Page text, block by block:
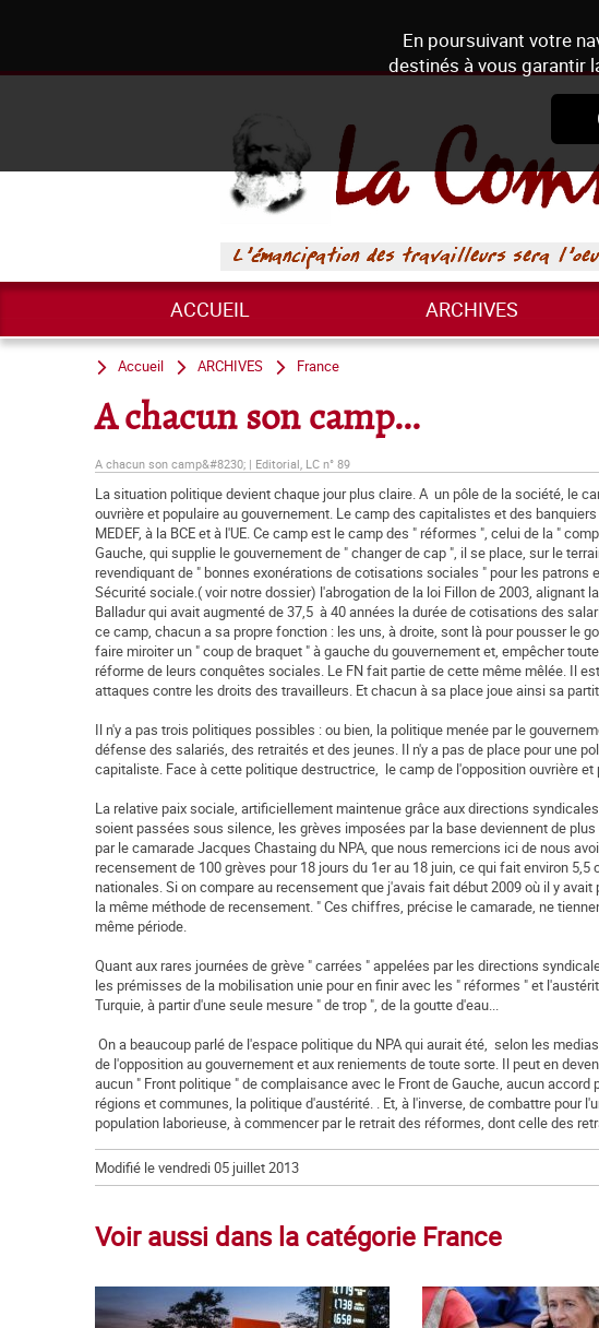
En poursuivant votre
destinés à vous garantir
ACCUEIL ARCHIVES
Accueil ARCHIVES France
A chacun son camp...
A chacun son camp&#8230; | Editorial, LC n° 89
La situation politique devient chaque jour plus claire. A un pôle de la société, le
ouvrière et populaire au gouvernement. Le camp des capitalistes et des
MEDEF, à la BCE et à l'UE. Ce camp est le camp des " réformes ", celui de la "
Gauche, qui supplie le gouvernement de " changer de cap ", il se place, sur le
revendiquant de " bonnes exonérations de cotisations sociales " pour les
Sécurité sociale.( voir notre dossier) l'abrogation de la loi Fillon de 2003,
Balladur qui avait augmenté de 37,5 à 40 années la durée de cotisations des
ce camp, chacun a sa propre fonction : les uns, à droite, sont là pour pousser le
faire miroiter un " coup de braquet " à gauche du gouvernement et, empêcher
réforme de leurs conquêtes sociales. Le FN fait partie de cette même mêlée. Il
attaques contre les droits des travailleurs. Et chacun à sa place joue ainsi sa
Il n'y a pas trois politiques possibles : ou bien, la politique menée par le
défense des salariés, des retraités et des jeunes. Il n'y a pas de place pour une
capitaliste. Face à cette politique destructrice, le camp de l'opposition ouvrière
La relative paix sociale, artificiellement maintenue grâce aux directions
soient passées sous silence, les grèves imposées par la base deviennent de
par le camarade Jacques Chastaing du NPA, que nous remercions ici de nous
recensement de 100 grèves pour 18 jours du 1er au 18 juin, ce qui fait environ
nationales. Si on compare au recensement que j'avais fait début 2009 où il y
la même méthode de recensement. " Ces chiffres, précise le camarade, ne
même période.
Quant aux rares journées de grève " carrées " appelées par les directions
les prémisses de la mobilisation unie pour en finir avec les " réformes " et
Turquie, à partir d'une seule mesure " de trop ", de la goutte d'eau...
On a beaucoup parlé de l'espace politique du NPA qui aurait été, selon les
de l'opposition au gouvernement et aux reniements de toute sorte. Il peut en
aucun " Front politique " de complaisance avec le Front de Gauche, aucun
régions et communes, la politique d'austérité. . Et, à l'inverse, de combattre
population laborieuse, à commencer par le retrait des réformes, dont celle des
Modifié le vendredi 05 juillet 2013
Voir aussi dans la catégorie France